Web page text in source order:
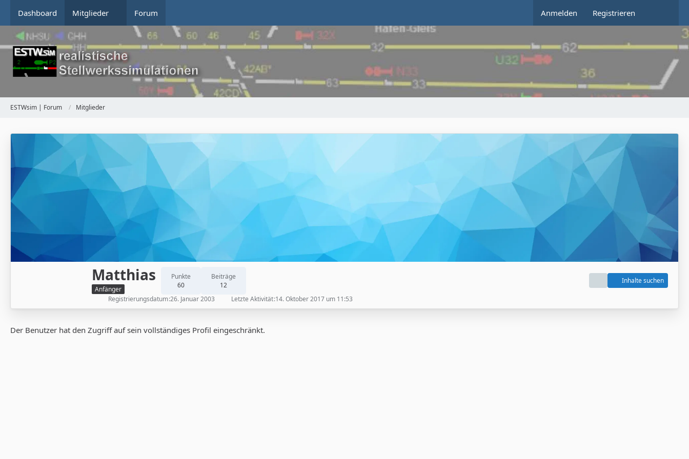
Dashboard Mitglieder Forum Anmelden Registrieren
ESTWsim | Forum Mitglieder
Matthias
Anfänger
Punkte
60
Beiträge
12
Inhalte suchen
Registrierungsdatum 26. Januar 2003 Letzte Aktivität 14. Oktober 2017 um 11:53
Der Benutzer hat den Zugriff auf sein vollständiges Profil eingeschränkt.